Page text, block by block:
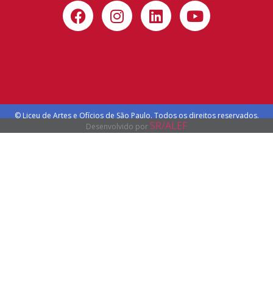
© Liceu de Artes e Ofícios de São Paulo. Todos os direitos reservados.
Desenvolvido por SR/ALEF